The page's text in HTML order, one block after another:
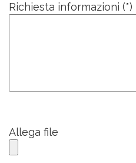
Richiesta informazioni (*)
Allega file